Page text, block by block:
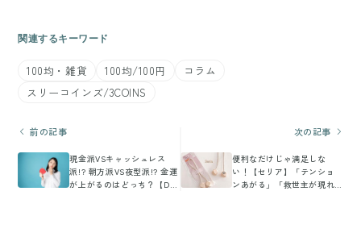
関連するキーワード
100均・雑貨 100均/100円
コラム
スリーコインズ/3COINS
前の記事
現金派VSキャッシュレス
派!? 朝方派VS夜型派!? 金運
が上がるのはどっち？【Dr.
次の記事
便利なだけじゃ満足しな
い！【セリア】「テンショ
ンあがる」「救世主が現れ